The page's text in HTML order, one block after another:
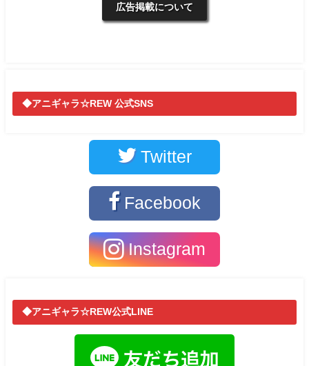
広告掲載について
◆アニギャラ☆REW 公式SNS
Twitter
Facebook
Instagram
◆アニギャラ☆REW公式LINE